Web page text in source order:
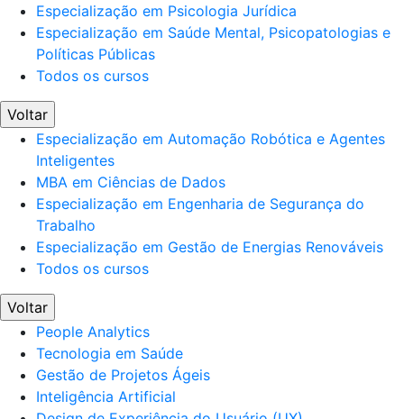
Especialização em Psicologia Jurídica
Especialização em Saúde Mental, Psicopatologias e
Políticas Públicas
Todos os cursos
Voltar
Especialização em Automação Robótica e Agentes
Inteligentes
MBA em Ciências de Dados
Especialização em Engenharia de Segurança do
Trabalho
Especialização em Gestão de Energias Renováveis
Todos os cursos
Voltar
People Analytics
Tecnologia em Saúde
Gestão de Projetos Ágeis
Inteligência Artificial